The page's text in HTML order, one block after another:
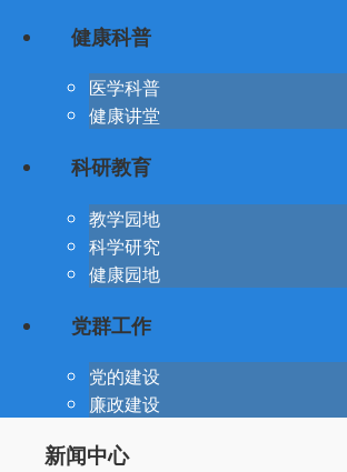
健康科普
医学科普
健康讲堂
科研教育
教学园地
科学研究
健康园地
党群工作
党的建设
廉政建设
新闻中心